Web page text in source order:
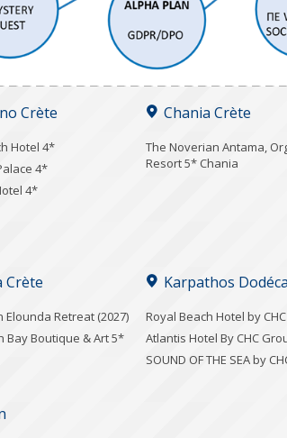
Crète
Hotel 4*
4*
4*
Chania Crète
Τhe Noverian Antama,
Resort 5* Chania
Crète
Elounda Retreat (2027)
Bay Boutique & Art 5*
Karpathos
Royal Beach Hotel by
Atlantis Hotel By CHC
SOUND OF THE SEA by